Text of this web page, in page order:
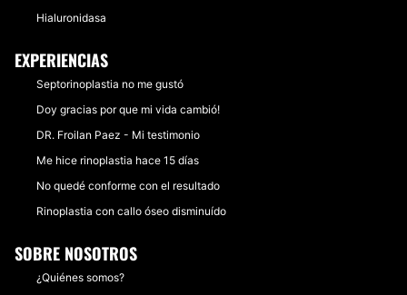
Hialuronidasa
EXPERIENCIAS
Septorinoplastia no me gustó
Doy gracias por que mi vida cambió!
DR. Froilan Paez - Mi testimonio
Me hice rinoplastia hace 15 días
No quedé conforme con el resultado
Rinoplastia con callo óseo disminuído
SOBRE NOSOTROS
¿Quiénes somos?